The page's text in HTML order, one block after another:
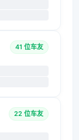
41 位车友
22 位车友